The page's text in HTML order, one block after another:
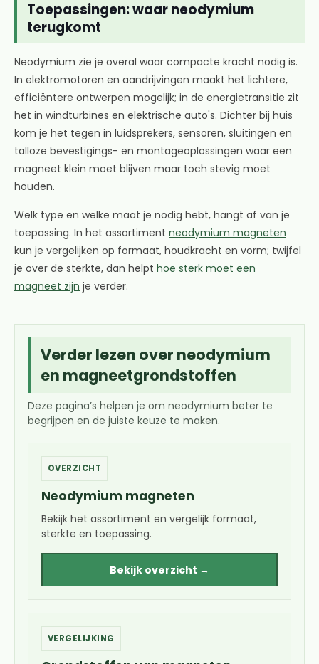
Toepassingen: waar neodymium
terugkomt
Neodymium zie je overal waar compacte kracht nodig is.
In elektromotoren en aandrijvingen maakt het lichtere,
efficiëntere ontwerpen mogelijk; in de energietransitie zit
het in windturbines en elektrische auto's. Dichter bij huis
kom je het tegen in luidsprekers, sensoren, sluitingen en
talloze bevestigings- en montageoplossingen waar een
magneet klein moet blijven maar toch stevig moet
houden.
Welk type en welke maat je nodig hebt, hangt af van je
toepassing. In het assortiment neodymium magneten
kun je vergelijken op formaat, houdkracht en vorm; twijfel
je over de sterkte, dan helpt hoe sterk moet een
magneet zijn je verder.
Verder lezen over neodymium
en magneetgrondstoffen
Deze pagina’s helpen je om neodymium beter te
begrijpen en de juiste keuze te maken.
OVERZICHT
Neodymium magneten
Bekijk het assortiment en vergelijk formaat,
sterkte en toepassing.
Bekijk overzicht →
VERGELIJKING